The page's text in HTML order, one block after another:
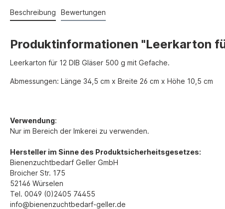
Beschreibung Bewertungen
Produktinformationen "Leerkarton
Leerkarton für 12 DIB Gläser 500 g mit Gefache.
Abmessungen: Länge 34,5 cm x Breite 26 cm x Höhe 10,5 cm
Verwendung:
Nur im Bereich der Imkerei zu verwenden.
Hersteller im Sinne des Produktsicherheitsgesetzes:
Bienenzuchtbedarf Geller GmbH
Broicher Str. 175
52146 Würselen
Tel. 0049 (0)2405 74455
info@bienenzuchtbedarf-geller.de